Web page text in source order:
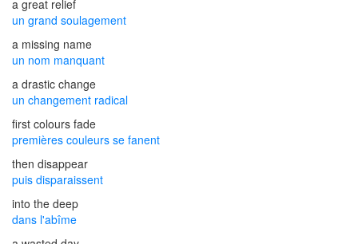
a great relief
un grand soulagement
a missing name
un nom manquant
a drastic change
un changement radical
first colours fade
premières couleurs se fanent
then disappear
puis disparaissent
into the deep
dans l'abîme